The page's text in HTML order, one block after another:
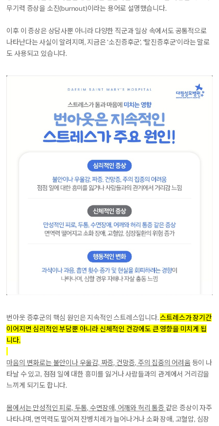
무기력 증상을 소진(burnout)이라는 용어로 설명했습니다.
이후 이 증상은 상담사뿐 아니라 다양한 직군과 일상 속에서도 공통적으로
나타난다는 사실이 알려지며, 지금은 '소진증후군', '탈진증후군'이라는 말로
도 사용되고 있습니다.
번아웃 증후군의 핵심 원인은 지속적인 스트레스입니다.스트레스가 장기간
이어지면 심리적인 부담뿐 아니라 신체적인 건강에도 큰 영향을 미치게 됩
니다.
마음의 변화로는 불안이나 우울감, 짜증, 건망증, 주의 집중의 어려움 등이 나
타날 수 있고, 점점 일에 대한 흥미를 잃거나 사람들과의 관계에서 거리감을
느끼게 되기도 합니다.
몸에서는 만성적인 피로, 두통, 수면장애, 어깨와 허리 통증 같은 증상이 자주
나타나며, 면역력도 떨어져 잔병치레가 늘어나거나 소화 장애, 고혈압, 심장